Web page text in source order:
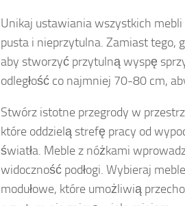
Unikaj ustawiania wszystkich
pusta i nieprzytulna. Zamiast tego,
aby stworzyć przytulną wyspę
odległość co najmniej 70-80 cm,
Stwórz istotne przegrody w
które oddzielą strefę pracy od
światła. Meble z nóżkami
widoczność podłogi. Wybieraj
modułowe, które umożliwią